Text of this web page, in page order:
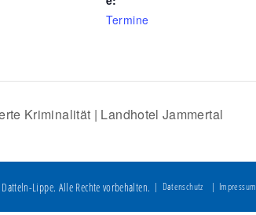
Termine
Kriminalität | Landhotel Jammertal
Lippe. Alle Rechte vorbehalten. Datenschutz Impressum